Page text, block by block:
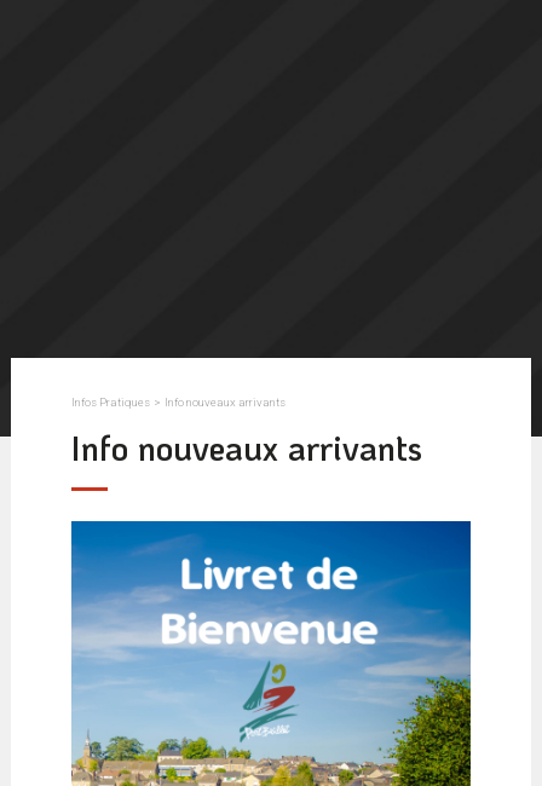
Infos Pratiques > Info nouveaux arrivants
Info nouveaux arrivants